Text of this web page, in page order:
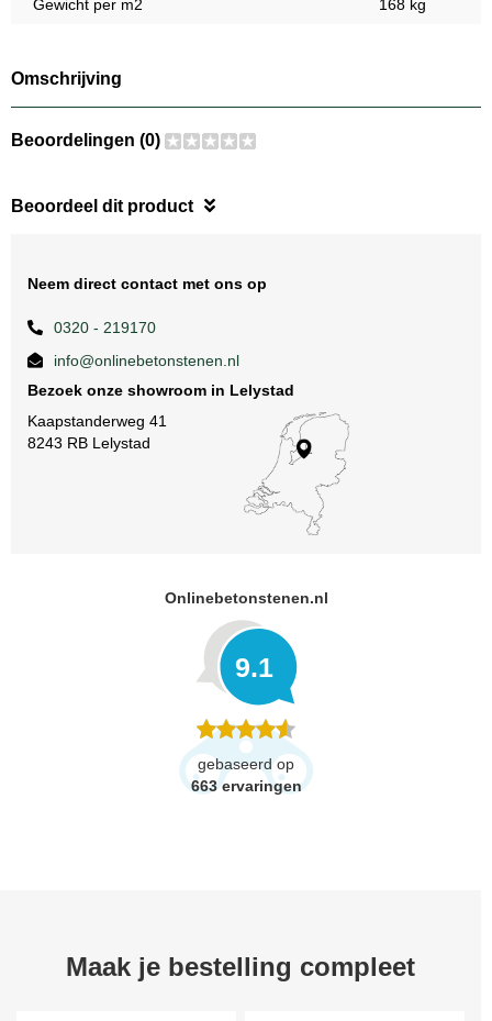
Gewicht per m2 168 kg
Omschrijving
Beoordelingen (0)
Beoordeel dit product
Neem direct contact met ons op
0320 - 219170
info@onlinebetonstenen.nl
Bezoek onze showroom in Lelystad
Kaapstanderweg 41
8243 RB Lelystad
Onlinebetonstenen.nl
9.1
gebaseerd op
663 ervaringen
Maak je bestelling compleet